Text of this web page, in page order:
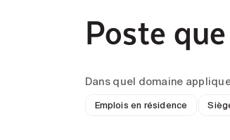
Poste
Dans quel domaine
Emplois en résidence